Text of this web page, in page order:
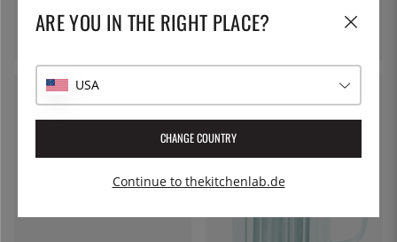
- Guy Degrenne
193 € 36 €
ARE YOU IN THE RIGHT PLACE?
USA
CHANGE COUNTRY
Continue to thekitchenlab.de